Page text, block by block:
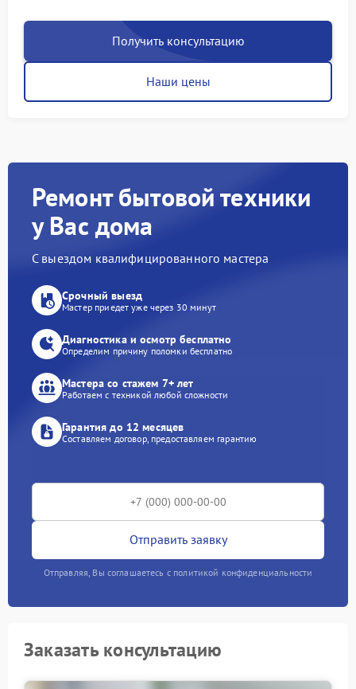
Получить консультацию
Наши цены
Ремонт бытовой техники
у Вас дома
С выездом квалифицированного мастера
Срочный выезд
Мастер приедет уже через 30 минут
Диагностика и осмотр бесплатно
Определим причину поломки бесплатно
Мастера со стажем 7+ лет
Работаем с техникой любой сложности
Гарантия до 12 месяцев
Составляем договор, предоставляем гарантию
Отправить заявку
Отправляя, Вы соглашаетесь с политикой конфиденциальности
Заказать консультацию